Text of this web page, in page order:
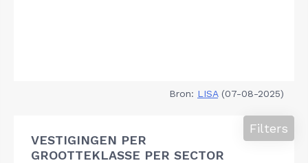
Bron: LISA(07-08-2025)
VESTIGINGEN PER
GROOTTEKLASSE PER SECTOR
Filters